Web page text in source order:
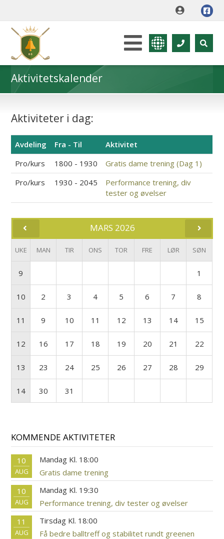
Aktivitetskalender
Aktiviteter i dag:
Avdeling Fra - Til
Aktivitet
Pro/kurs
1800 - 1930
Gratis dame trening (Dag 1)
Pro/kurs
1930 - 2045
Performance trening, div
tester og øvelser
MARS 2026
UKE MAN TIR ONS TOR FRE LØR SØN
9 1
10 2 3 4 5 6 7 8
11 9 10 11 12 13 14 15
12 16 17 18 19 20 21 22
13 23 24 25 26 27 28 29
14 30 31
KOMMENDE AKTIVITETER
10
AUG
Mandag Kl. 18:00
Gratis dame trening
10
AUG
Mandag Kl. 19:30
Performance trening, div tester og øvelser
11
AUG
Tirsdag Kl. 18:00
Få bedre balltreff og stabilitet rundt greenen